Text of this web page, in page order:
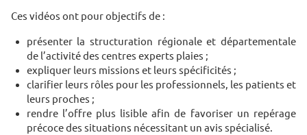
Ces vidéos ont pour objectifs de :
présenter la structuration régionale et départementale
de l’activité des centres experts plaies ;
expliquer leurs missions et leurs spécificités ;
clarifier leurs rôles pour les professionnels, les patients et
leurs proches ;
rendre l’offre plus lisible afin de favoriser un repérage
précoce des situations nécessitant un avis spécialisé.